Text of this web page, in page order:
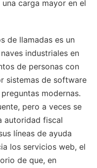
carga mayor en el
de llamadas es un
industriales en
de personas con
sistemas de software
modernas.
pero a veces se
autoridad fiscal
líneas de ayuda
los servicios web, el
de que, en